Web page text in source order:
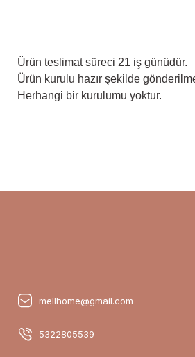
Ürün teslimat süreci 21 iş günüdür.
Ürün kurulu hazır şekilde
Herhangi bir kurulumu yoktur.
mellhome@gmail.com
5322805539